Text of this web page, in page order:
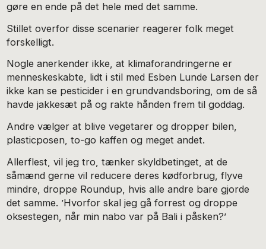
gøre en ende på det hele med det samme.
Stillet overfor disse scenarier reagerer folk meget
forskelligt.
Nogle anerkender ikke, at klimaforandringerne er
menneskeskabte, lidt i stil med Esben Lunde Larsen der
ikke kan se pesticider i en grundvandsboring, om de så
havde jakkesæt på og rakte hånden frem til goddag.
Andre vælger at blive vegetarer og dropper bilen,
plasticposen, to-go kaffen og meget andet.
Allerflest, vil jeg tro, tænker skyldbetinget, at de
såmænd gerne vil reducere deres kødforbrug, flyve
mindre, droppe Roundup, hvis alle andre bare gjorde
det samme. ’Hvorfor skal jeg gå forrest og droppe
oksestegen, når min nabo var på Bali i påsken?’